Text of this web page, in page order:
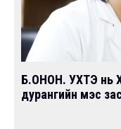
Б.ОНОН. УХТЭ нь
дурангийн мэс